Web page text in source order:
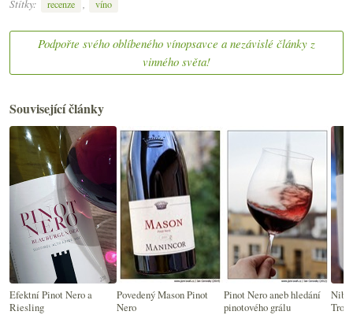
Štítky:
recenze , víno
Podpořte svého oblíbeného vínopsavce a nezávislé články z
vinného světa!
Související články
Efektní Pinot Nero a
Riesling
Povedený Mason Pinot
Nero
Pinot Nero aneb hledání
pinotového grálu